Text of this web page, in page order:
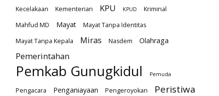
Kecelakaan
Kementerian KPU KPUD
Kriminal
Mahfud MD
Mayat
Mayat Tanpa Identitas
Mayat Tanpa Kepala
Miras Nasdem Olahraga
Pemerintahan
Pemkab Gunugkidul Pemuda
Pengacara Penganiayaan Pengeroyokan Peristiwa